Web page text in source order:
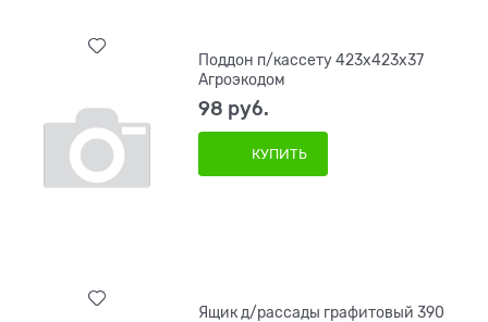
Поддон п/кассету 423х423х37
Агроэкодом
98 руб.
КУПИТЬ
Ящик д/рассады графитовый 390